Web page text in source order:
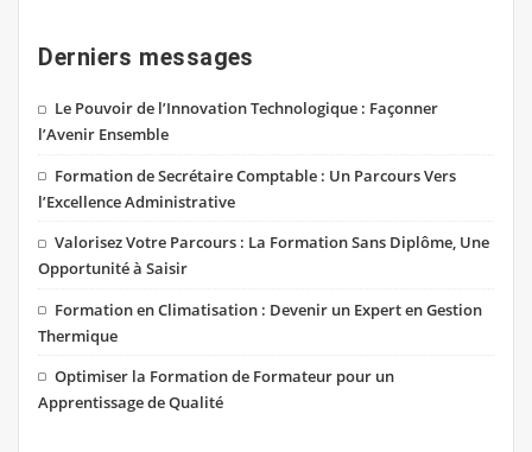
Derniers messages
Le Pouvoir de l’Innovation Technologique : Façonner
l’Avenir Ensemble
Formation de Secrétaire Comptable : Un Parcours Vers
l’Excellence Administrative
Valorisez Votre Parcours : La Formation Sans Diplôme, Une
Opportunité à Saisir
Formation en Climatisation : Devenir un Expert en Gestion
Thermique
Optimiser la Formation de Formateur pour un
Apprentissage de Qualité